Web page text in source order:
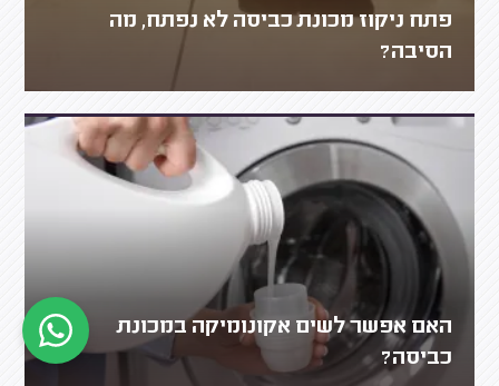
פתח ניקוז מכונת כביסה לא נפתח, מה
הסיבה?
האם אפשר לשים אקונומיקה במכונת
כביסה?